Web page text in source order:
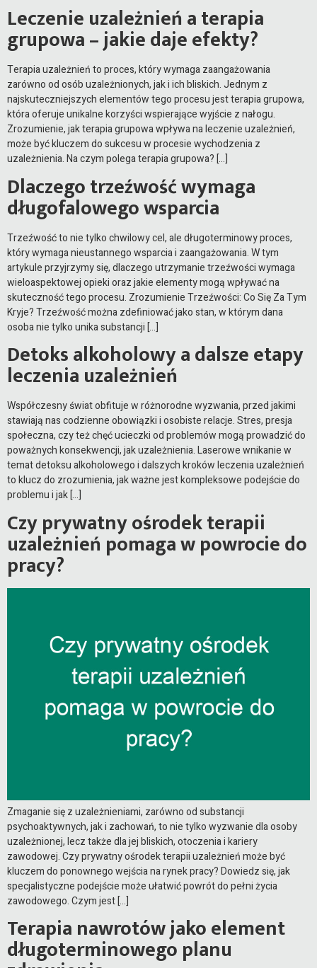
Leczenie uzależnień a terapia
grupowa – jakie daje efekty?
Terapia uzależnień to proces, który wymaga zaangażowania
zarówno od osób uzależnionych, jak i ich bliskich. Jednym z
najskuteczniejszych elementów tego procesu jest terapia grupowa,
która oferuje unikalne korzyści wspierające wyjście z nałogu.
Zrozumienie, jak terapia grupowa wpływa na leczenie uzależnień,
może być kluczem do sukcesu w procesie wychodzenia z
uzależnienia. Na czym polega terapia grupowa? […]
Dlaczego trzeźwość wymaga
długofalowego wsparcia
Trzeźwość to nie tylko chwilowy cel, ale długoterminowy proces,
który wymaga nieustannego wsparcia i zaangażowania. W tym
artykule przyjrzymy się, dlaczego utrzymanie trzeźwości wymaga
wieloaspektowej opieki oraz jakie elementy mogą wpływać na
skuteczność tego procesu. Zrozumienie Trzeźwości: Co Się Za Tym
Kryje? Trzeźwość można zdefiniować jako stan, w którym dana
osoba nie tylko unika substancji […]
Detoks alkoholowy a dalsze etapy
leczenia uzależnień
Współczesny świat obfituje w różnorodne wyzwania, przed jakimi
stawiają nas codzienne obowiązki i osobiste relacje. Stres, presja
społeczna, czy też chęć ucieczki od problemów mogą prowadzić do
poważnych konsekwencji, jak uzależnienia. Laserowe wnikanie w
temat detoksu alkoholowego i dalszych kroków leczenia uzależnień
to klucz do zrozumienia, jak ważne jest kompleksowe podejście do
problemu i jak […]
Czy prywatny ośrodek terapii
uzależnień pomaga w powrocie do
pracy?
Zmaganie się z uzależnieniami, zarówno od substancji
psychoaktywnych, jak i zachowań, to nie tylko wyzwanie dla osoby
uzależnionej, lecz także dla jej bliskich, otoczenia i kariery
zawodowej. Czy prywatny ośrodek terapii uzależnień może być
kluczem do ponownego wejścia na rynek pracy? Dowiedz się, jak
specjalistyczne podejście może ułatwić powrót do pełni życia
zawodowego. Czym jest […]
Terapia nawrotów jako element
długoterminowego planu